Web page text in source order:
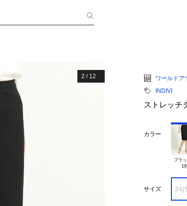
2 / 12
ワールドア
INDIVI
ストレッチ
カラー
ブラ
サイズ